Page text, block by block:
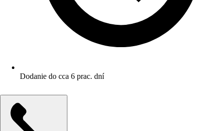
Dodanie do cca 6 prac. dní